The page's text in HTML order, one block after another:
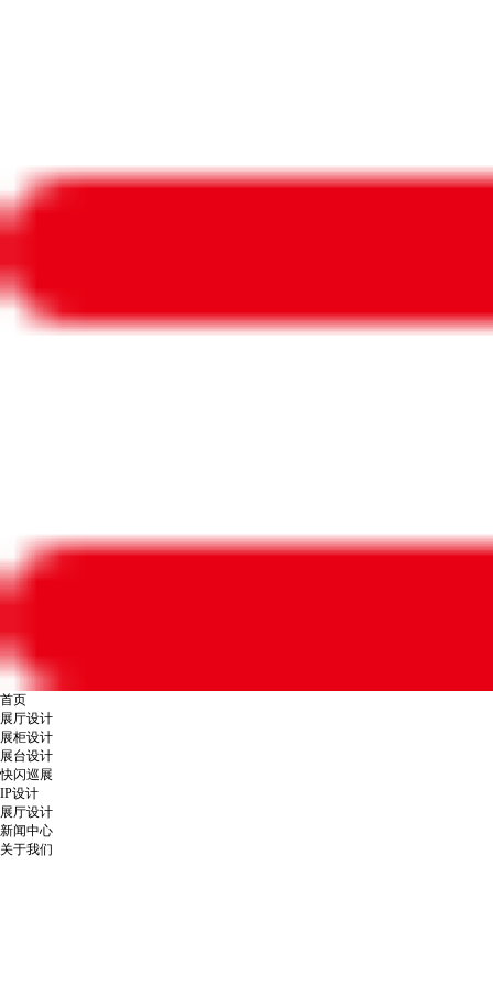
首页
展厅设计
展柜设计
展台设计
快闪巡展
IP设计
展厅设计
新闻中心
关于我们